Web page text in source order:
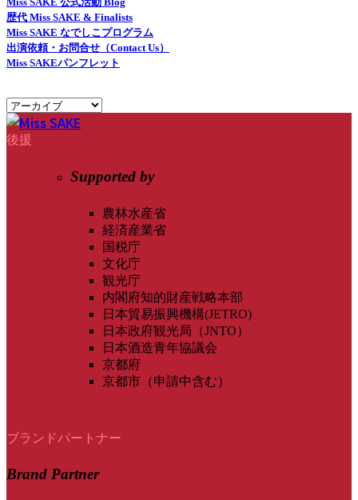
歴代 Miss SAKE & Finalists
Miss SAKE なでしこプログラム
出演依頼・お問合せ（Contact Us）
Miss SAKEパンフレット
後援
Supported by
農林水産省
経済産業省
国税庁
文化庁
観光庁
内閣府知的財産戦略本部
日本貿易振興機構(JETRO)
日本政府観光局（JNTO）
日本酒造青年協議会
京都府
京都市（申請中含む）
ブランドパートナー
Brand Partner